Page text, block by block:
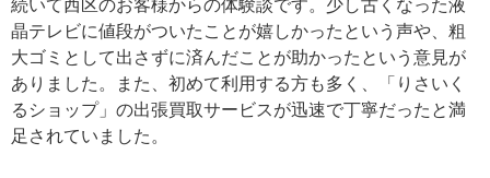
続いて西区のお客様からの体験談です。少し古くなった液
晶テレビに値段がついたことが嬉しかったという声や、粗
大ゴミとして出さずに済んだことが助かったという意見が
ありました。また、初めて利用する方も多く、「りさいく
るショップ」の出張買取サービスが迅速で丁寧だったと満
足されていました。